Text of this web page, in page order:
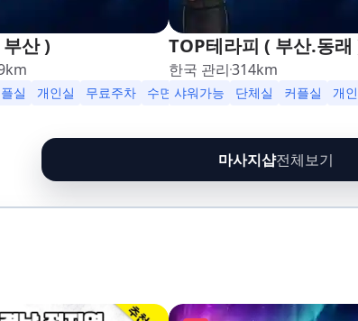
차 24시영업
산 )
km
실 개인실 무료주차 수면가능 샤워가능
TOP테라피 ( 부산.동래
한국 관리314km
샤워가능 단체실 커플실 개
마사지샵전체보기